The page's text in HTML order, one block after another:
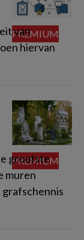
van
hiervan
grootste
muren
grafschennis